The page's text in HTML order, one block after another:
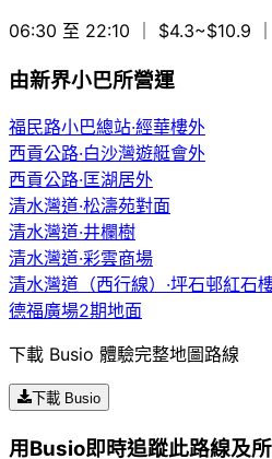
06:30 至 22:10 ｜ $4.3~$10.9
由新界小巴所營運
福民路小巴總站·經華樓外
西貢公路·白沙灣遊艇會外
西貢公路·匡湖居外
清水灣道·松濤苑對面
清水灣道·井欄樹
清水灣道·彩雲商場
清水灣道（西行線）·坪石邨紅石
德福廣場2期地面
下載 Busio 體驗完整地圖路線
下載 Busio
用Busio即時追蹤此路線及